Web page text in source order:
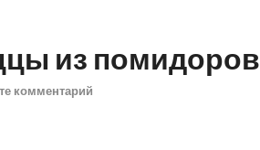
из помидоров
комментарий